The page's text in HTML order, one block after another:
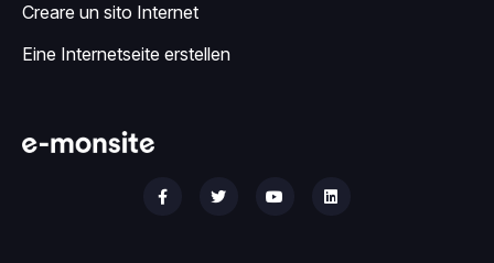
Creare un sito Internet
Eine Internetseite erstellen